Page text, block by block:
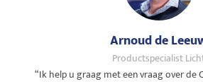
Arnoud de
Productspecialist
“Ik help u graag met een vraag over de